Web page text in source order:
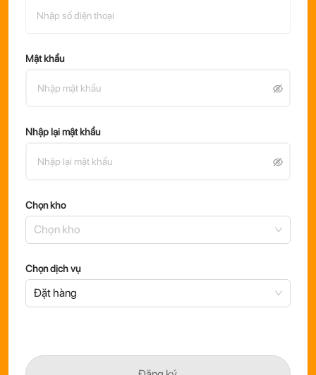
PANDAMALL
Mật khẩu
Nhập lại mật khẩu
Chọn kho
Chọn kho
Chọn dịch vụ
Đặt hàng